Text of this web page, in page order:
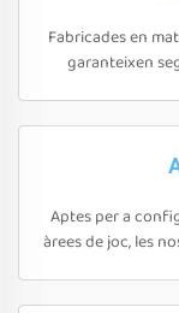
Fabricades en
garanteixen
Aptes per a
àrees de joc, les